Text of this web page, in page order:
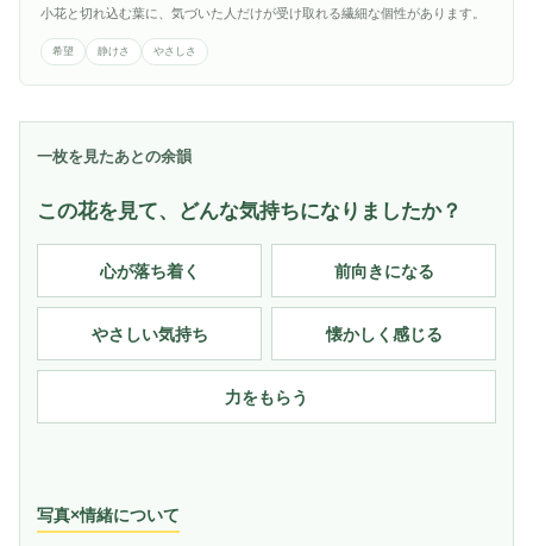
小花と切れ込む葉に、気づいた人だけが受け取れる繊細な個性があります。
希望 静けさ やさしさ
一枚を見たあとの余韻
この花を見て、どんな気持ちになりましたか？
心が落ち着く 前向きになる
やさしい気持ち 懐かしく感じる
力をもらう
写真×情緒について